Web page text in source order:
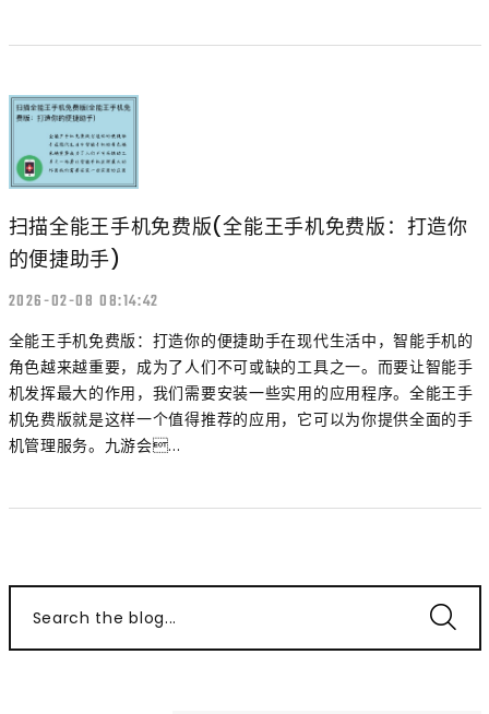
扫描全能王手机免费版(全能王手机免费版：打造你
的便捷助手)
2026-02-08 08:14:42
全能王手机免费版：打造你的便捷助手在现代生活中，智能手机的
角色越来越重要，成为了人们不可或缺的工具之一。而要让智能手
机发挥最大的作用，我们需要安装一些实用的应用程序。全能王手
机免费版就是这样一个值得推荐的应用，它可以为你提供全面的手
机管理服务。九游会...
Search the blog...